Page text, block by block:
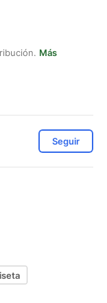
Más
Seguir